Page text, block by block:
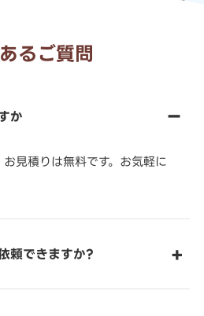
るご質問
か
見積りは無料です。お気軽に
頼できますか?